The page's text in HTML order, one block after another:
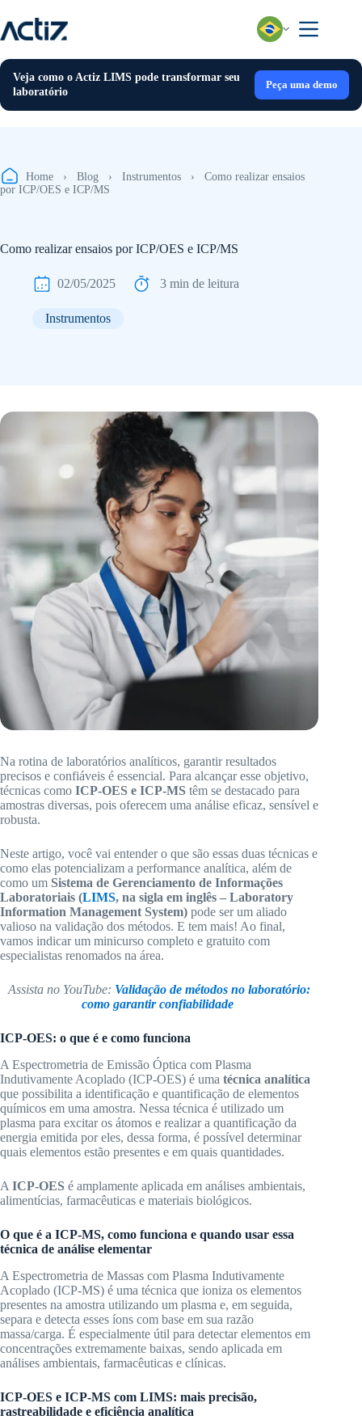
para
o
Veja como o Actiz LIMS pode transformar seu
laboratório
Peça uma demo
Home › Blog › Instrumentos ›
Como realizar ensaios
por ICP/OES e ICP/MS
Como realizar ensaios por ICP/OES e ICP/MS
02/05/2025 3 min de leitura
Instrumentos
Na rotina de laboratórios analíticos, garantir resultados
precisos e confiáveis é essencial. Para alcançar esse objetivo,
técnicas como ICP-OES e ICP-MS têm se destacado para
amostras diversas, pois oferecem uma análise eficaz, sensível e
robusta.
Neste artigo, você vai entender o que são essas duas técnicas e
como elas potencializam a performance analítica, além de
como um Sistema de Gerenciamento de Informações
Laboratoriais (LIMS, na sigla em inglês – Laboratory
Information Management System) pode ser um aliado
valioso na validação dos métodos. E tem mais! Ao final,
vamos indicar um minicurso completo e gratuito com
especialistas renomados na área.
Assista no YouTube: Validação de métodos no laboratório:
como garantir confiabilidade
ICP-OES: o que é e como funciona
A Espectrometria de Emissão Óptica com Plasma
Indutivamente Acoplado (ICP-OES) é uma técnica analítica
que possibilita a identificação e quantificação de elementos
químicos em uma amostra. Nessa técnica é utilizado um
plasma para excitar os átomos e realizar a quantificação da
energia emitida por eles, dessa forma, é possível determinar
quais elementos estão presentes e em quais quantidades.
A ICP-OES é amplamente aplicada em análises ambientais,
alimentícias, farmacêuticas e materiais biológicos.​
O que é a ICP-MS, como funciona e quando usar essa
técnica de análise elementar
A Espectrometria de Massas com Plasma Indutivamente
Acoplado (ICP-MS) é uma técnica que ioniza os elementos
presentes na amostra utilizando um plasma e, em seguida,
separa e detecta esses íons com base em sua razão
massa/carga. É especialmente útil para detectar elementos em
concentrações extremamente baixas, sendo aplicada em
análises ambientais, farmacêuticas e clínicas.
ICP-OES e ICP-MS com LIMS: mais precisão,
rastreabilidade e eficiência analítica